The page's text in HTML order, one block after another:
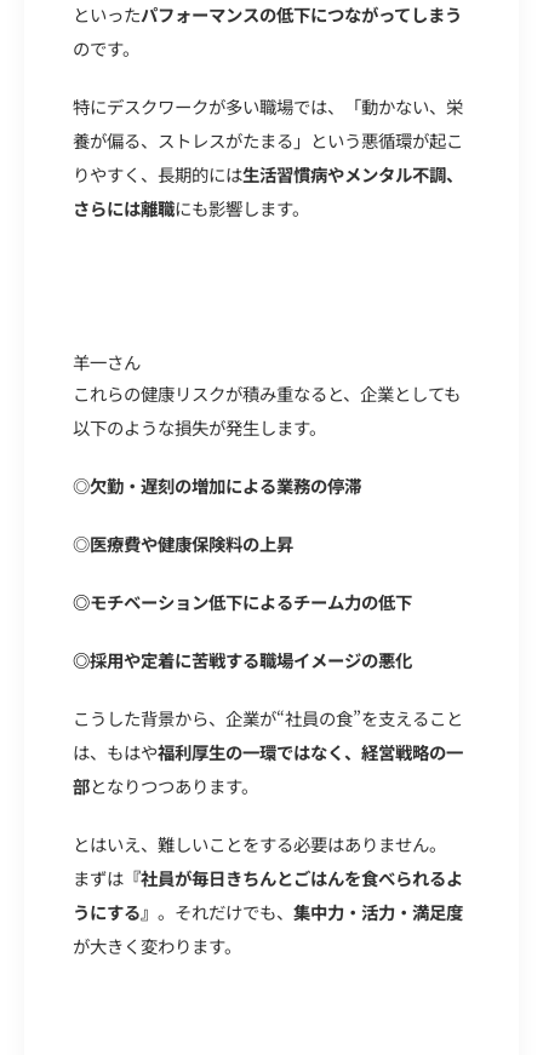
といったパフォーマンスの低下につながってしまう
のです。
特にデスクワークが多い職場では、「動かない、栄
養が偏る、ストレスがたまる」という悪循環が起こ
りやすく、長期的には生活習慣病やメンタル不調、
さらには離職にも影響します。
羊一さん
これらの健康リスクが積み重なると、企業としても
以下のような損失が発生します。
◎欠勤・遅刻の増加による業務の停滞
◎医療費や健康保険料の上昇
◎モチベーション低下によるチーム力の低下
◎採用や定着に苦戦する職場イメージの悪化
こうした背景から、企業が“社員の食”を支えること
は、もはや福利厚生の一環ではなく、経営戦略の一
部となりつつあります。
とはいえ、難しいことをする必要はありません。
まずは 『社員が毎日きちんとごはんを食べられるよ
うにする』 。それだけでも、 集中力・活力・満足度
が大きく変わります。